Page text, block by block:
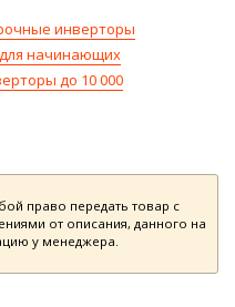
инверторы
начинающих
до 10 000
право передать товар с
от описания, данного на
у менеджера.